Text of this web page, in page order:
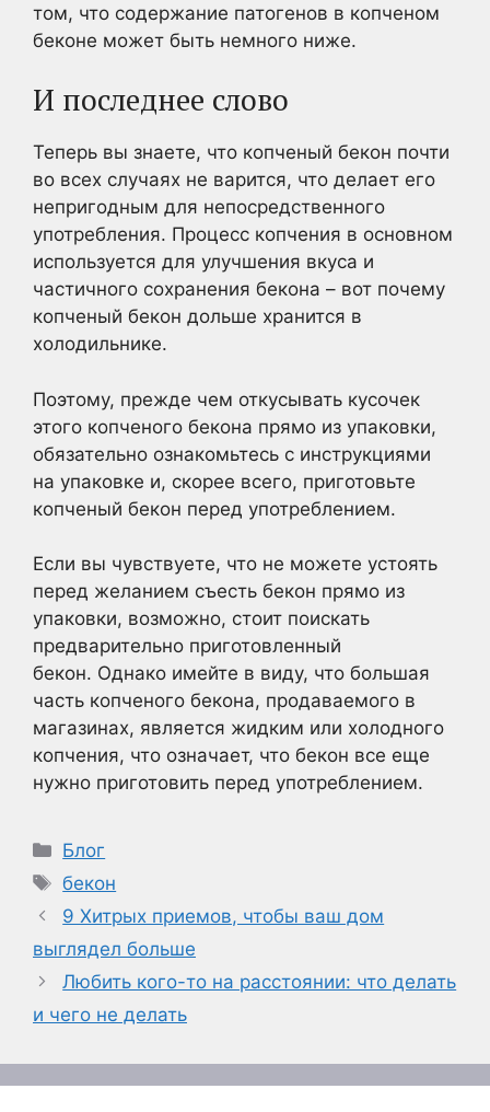
том, что содержание патогенов в копченом
беконе может быть немного ниже.
И последнее слово
Теперь вы знаете, что копченый бекон почти
во всех случаях не варится, что делает его
непригодным для непосредственного
употребления. Процесс копчения в основном
используется для улучшения вкуса и
частичного сохранения бекона – вот почему
копченый бекон дольше хранится в
холодильнике.
Поэтому, прежде чем откусывать кусочек
этого копченого бекона прямо из упаковки,
обязательно ознакомьтесь с инструкциями
на упаковке и, скорее всего, приготовьте
копченый бекон перед употреблением.
Если вы чувствуете, что не можете устоять
перед желанием съесть бекон прямо из
упаковки, возможно, стоит поискать
предварительно приготовленный
бекон. Однако имейте в виду, что большая
часть копченого бекона, продаваемого в
магазинах, является жидким или холодного
копчения, что означает, что бекон все еще
нужно приготовить перед употреблением.
Рубрики
Блог
Метки
бекон
9 Хитрых приемов, чтобы ваш дом
выглядел больше
Любить кого-то на расстоянии: что делать
и чего не делать